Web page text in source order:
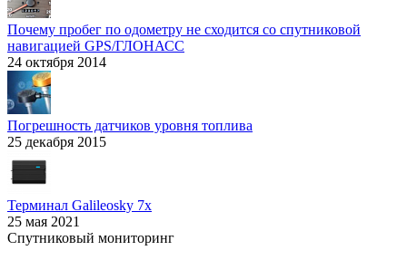
Почему пробег по одометру не сходится со спутниковой
навигацией GPS/ГЛОНАСС
24 октября 2014
Погрешность датчиков уровня топлива
25 декабря 2015
Терминал Galileosky 7x
25 мая 2021
Спутниковый мониторинг